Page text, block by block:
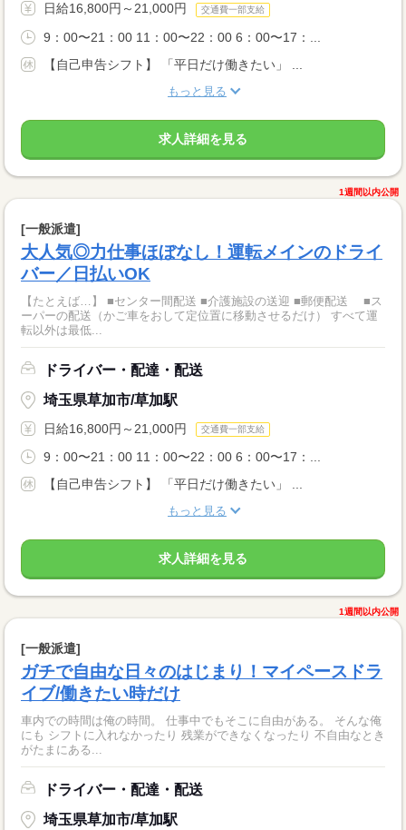
日給16,800円～21,000円 交通費一部支給
9：00〜21：00 11：00〜22：00 6：00〜17：...
【自己申告シフト】 「平日だけ働きたい」 ...
もっと見る
求人詳細を見る
1週間以内公開
[一般派遣]
大人気◎力仕事ほぼなし！運転メインのドライ
バー／日払いOK
【たとえば…】 ■センター間配送 ■介護施設の送迎 ■郵便配送 ■ス
ーパーの配送（かご車をおして定位置に移動させるだけ） すべて運
転以外は最低...
ドライバー・配達・配送
埼玉県草加市/草加駅
日給16,800円～21,000円 交通費一部支給
9：00〜21：00 11：00〜22：00 6：00〜17：...
【自己申告シフト】 「平日だけ働きたい」 ...
もっと見る
求人詳細を見る
1週間以内公開
[一般派遣]
ガチで自由な日々のはじまり！マイペースドラ
イブ/働きたい時だけ
車内での時間は俺の時間。 仕事中でもそこに自由がある。 そんな俺
にも シフトに入れなかったり 残業ができなくなったり 不自由なとき
がたまにある...
ドライバー・配達・配送
埼玉県草加市/草加駅